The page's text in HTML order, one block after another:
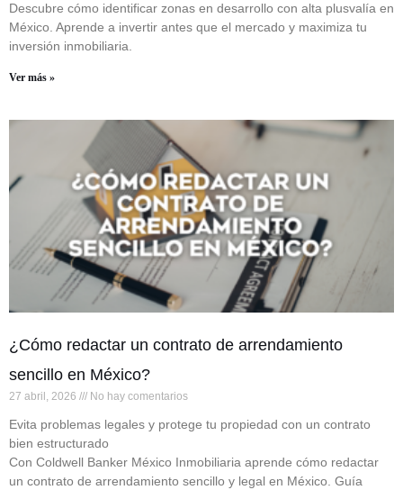
Descubre cómo identificar zonas en desarrollo con alta plusvalía en
México. Aprende a invertir antes que el mercado y maximiza tu
inversión inmobiliaria.
Ver más »
¿Cómo redactar un contrato de arrendamiento
sencillo en México?
27 abril, 2026 No hay comentarios
Evita problemas legales y protege tu propiedad con un contrato
bien estructurado
Con Coldwell Banker México Inmobiliaria aprende cómo redactar
un contrato de arrendamiento sencillo y legal en México. Guía